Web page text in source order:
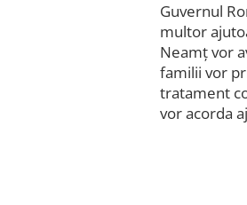
Guvernul
multor
Neamț vor
familii vor
tratament
vor acorda